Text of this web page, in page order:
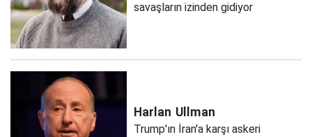
savaşların izinden gidiyor
Harlan Ullman
Trump'ın İran'a karşı askeri